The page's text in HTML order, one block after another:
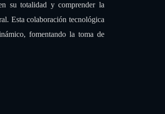
y gestión urbanas, sino que
su totalidad y comprender la
Esta colaboración tecnológica
fomentando la toma de